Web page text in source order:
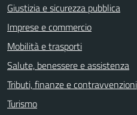
Giustizia e sicurezza pubblica
Imprese e commercio
Mobilità e trasporti
Salute, benessere e assistenza
Tributi, finanze e contravvenzioni
Turismo